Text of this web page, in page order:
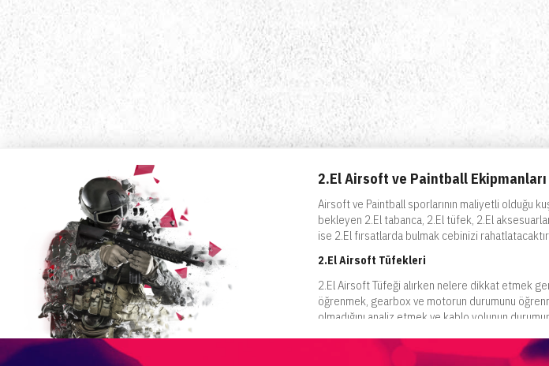
2.El Airsoft ve Paintball Ekipmanları
Airsoft ve Paintball sporlarının maliyetli olduğu
bekleyen 2.El tabanca, 2.El tüfek, 2.El
ise 2.El fırsatlarda bulmak cebinizi rahatlatacaktır.
2.El Airsoft Tüfekleri
2.El Airsoft Tüfeği alırken nelere dikkat etmek
öğrenmek, gearbox ve motorun durumunu
olmadığını analiz etmek ve kablo yolunun
2.El Paintball Ekipmanları